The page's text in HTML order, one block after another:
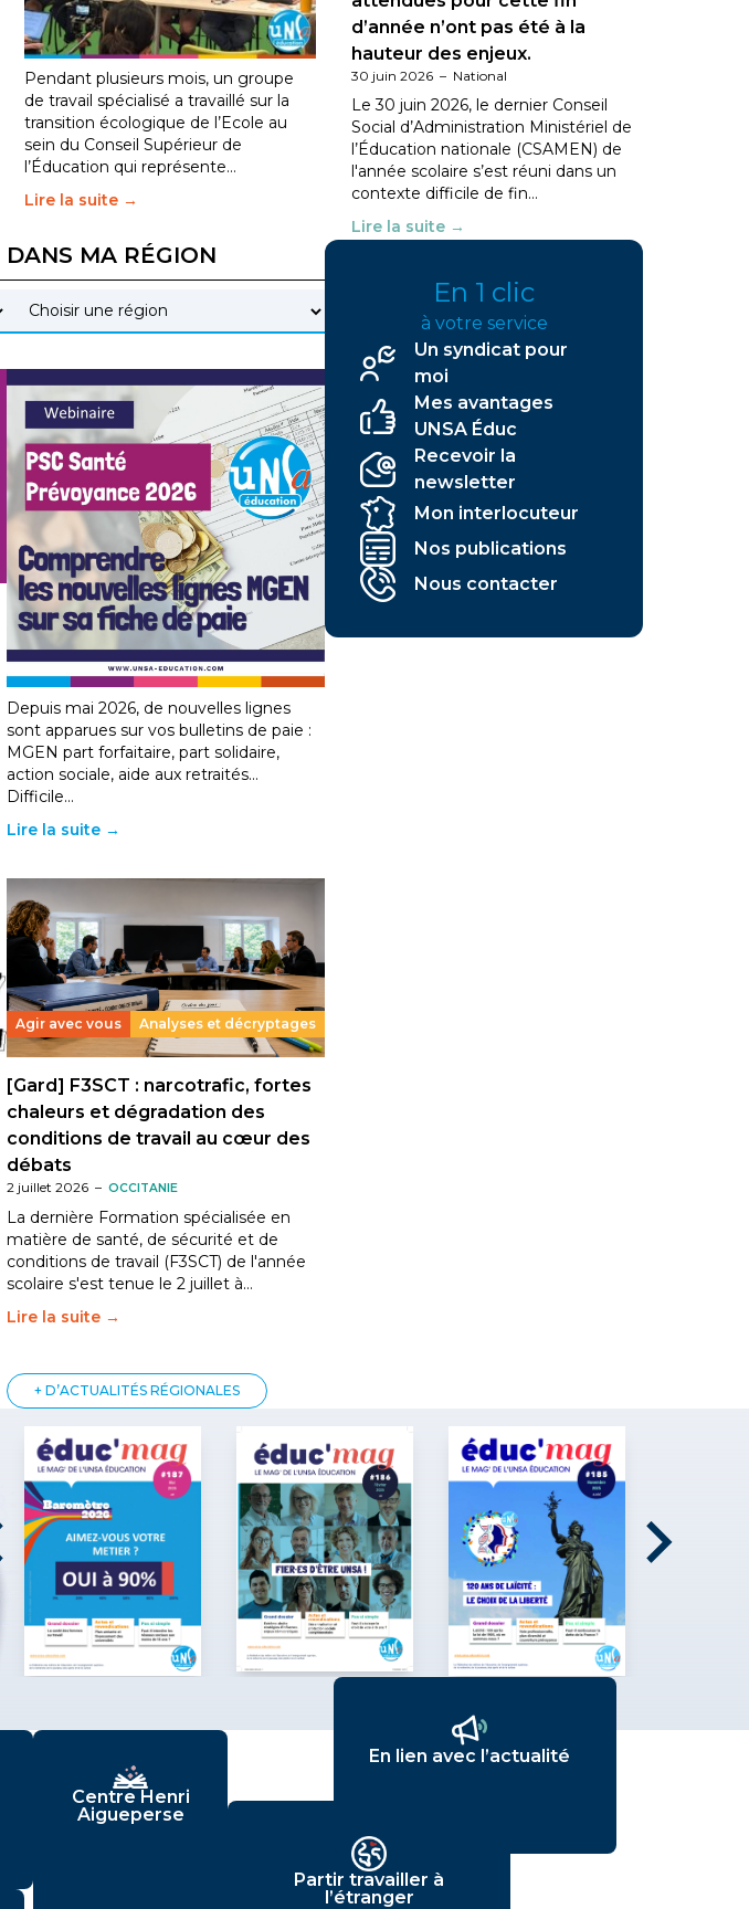
fait bouger les lignes
30 juin 2026–National
Pendant plusieurs mois, un groupe
de travail spécialisé a travaillé sur la
transition écologique de l’Ecole au
sein du Conseil Supérieur de
l’Éducation qui représente…
Lire la suite →
d’année n’ont pas été à la
hauteur des enjeux.
30 juin 2026 – National
Le 30 juin 2026, le dernier Conseil
Social d’Administration Ministériel de
l’Éducation nationale (CSAMEN) de
l'année scolaire s’est réuni dans un
contexte difficile de fin…
Lire la suite →
DANS MA RÉGION
[POITIERS] PSC Santé : ces
nouvelles lignes MGEN sur votre
fiche de paie — on vous explique
tout en webinaire !
3 juillet 2026–NOUVELLE-AQUITAINE
Depuis mai 2026, de nouvelles lignes
sont apparues sur vos bulletins de paie :
MGEN part forfaitaire, part solidaire,
action sociale, aide aux retraités…
Difficile…
Lire la suite →
Agir avec vous Analyses et décryptages
[Gard] F3SCT : narcotrafic, fortes
chaleurs et dégradation des
conditions de travail au cœur des
débats
2 juillet 2026 – OCCITANIE
La dernière Formation spécialisée en
matière de santé, de sécurité et de
conditions de travail (F3SCT) de l'année
scolaire s'est tenue le 2 juillet à…
Lire la suite →
+ D’ACTUALITÉS RÉGIONALES
En 1 clic
à votre service
Un syndicat pour
moi
Mes avantages
UNSA Éduc
Recevoir la
newsletter
Mon interlocuteur
Nos publications
Nous contacter
Centre Henri
Aigueperse
Partir travailler à
l’étranger
En lien avec l’actualité